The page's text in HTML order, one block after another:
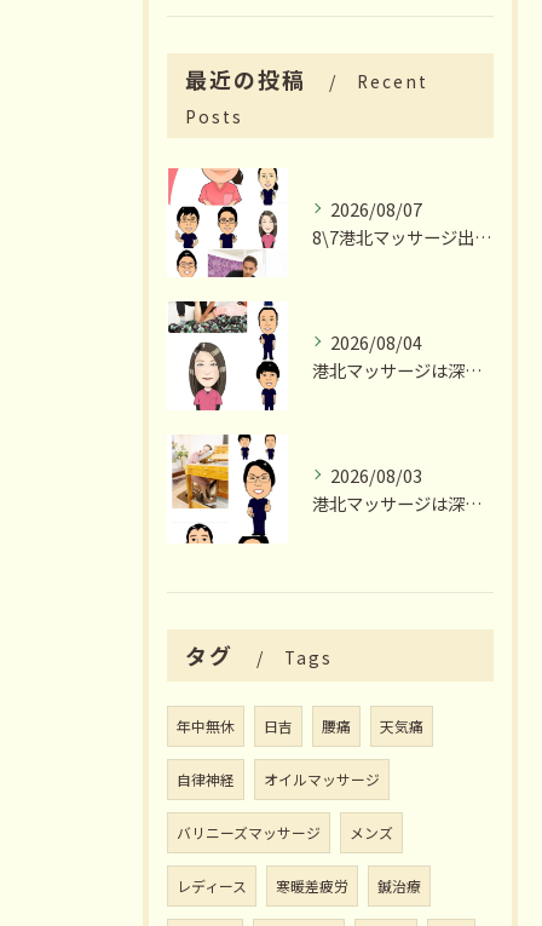
最近の投稿
Recent
Posts
2026/08/07
8\7港北マッサージ出勤スタッフ情報
2026/08/04
港北マッサージは深夜23時まで営業いたします
2026/08/03
港北マッサージは深夜23時まで営業いたします
タグ Tags
年中無休 日吉 腰痛 天気痛
自律神経 オイルマッサージ
バリニーズマッサージ メンズ
レディース 寒暖差疲労 鍼治療